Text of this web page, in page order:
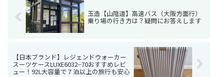
玉造【山陰道】高速バス（大阪方面行）
乗り場の行き方は？疑問にお答えします
【日本ブランド】レジェンドウォーカー
スーツケースLUXE6032−70おすすめレビ
ュー！92L大容量で７泊以上の旅行も安心